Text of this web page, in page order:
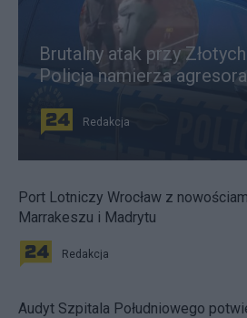
Brutalny atak przy
Policja namierza agresora
Redakcja
Port Lotniczy Wrocław z
Marrakeszu i Madrytu
Redakcja
Audyt Szpitala Południowego